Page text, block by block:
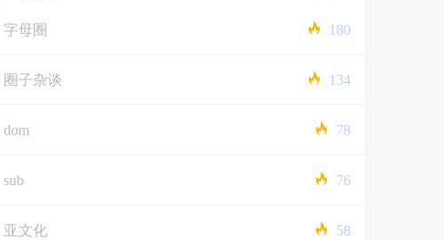
字母圈 180
圈子杂谈 134
dom 78
sub 76
亚文化 58